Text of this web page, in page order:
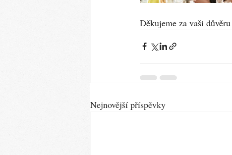
Děkujeme za vaši
Nejnovější příspěvky